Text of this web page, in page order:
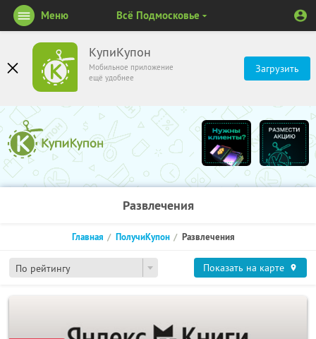
КупиКупон
Мобильное приложение
ещё удобнее
Загрузить
Меню Всё Подмосковье
Развлечения
По рейтингу
Главная ПолучиКупон Развлечения
Показать на карте